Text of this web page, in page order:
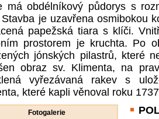
má obdélníkový půdorys s
Stavba je uzavřena osmibokou
papežská tiara s klíči.
prostorem je kruchta. Po
jónských pilastrů, které
obraz sv. Klimenta, na
vyřezávaná rakev s
které kapli věnoval roku
Fotogalerie